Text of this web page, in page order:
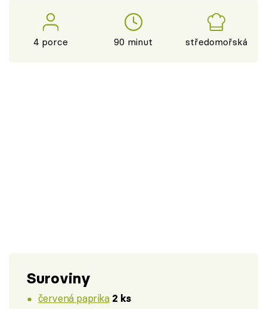
4 porce 90 minut středomořská
Suroviny
červená paprika 2 ks